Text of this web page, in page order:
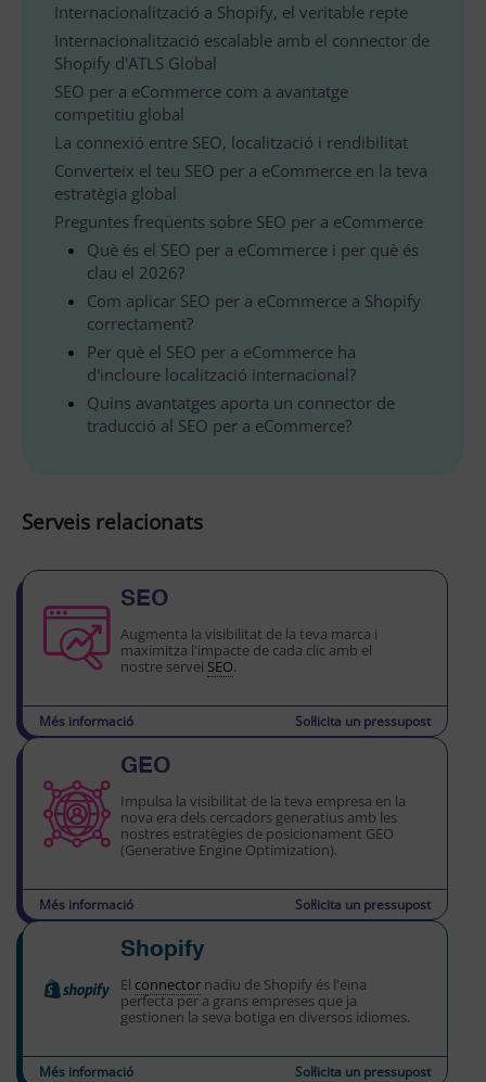
Internacionalització a Shopify, el veritable repte
Internacionalització escalable amb el connector de
Shopify d'ATLS Global
SEO per a eCommerce com a avantatge
competitiu global
La connexió entre SEO, localització i rendibilitat
Converteix el teu SEO per a eCommerce en la teva
estratègia global
Preguntes freqüents sobre SEO per a eCommerce
Què és el SEO per a eCommerce i per què és
clau el 2026?
Com aplicar SEO per a eCommerce a Shopify
correctament?
Per què el SEO per a eCommerce ha
d'incloure localització internacional?
Quins avantatges aporta un connector de
traducció al SEO per a eCommerce?
Serveis relacionats
SEO
Augmenta la visibilitat de la teva marca i
maximitza l'impacte de cada clic amb el
nostre servei SEO.
Més informació Sol·licita un pressupost
GEO
Impulsa la visibilitat de la teva empresa en la
nova era dels cercadors generatius amb les
nostres estratègies de posicionament GEO
(Generative Engine Optimization).
Més informació Sol·licita un pressupost
Shopify
El connector nadiu de Shopify és l'eina
perfecta per a grans empreses que ja
gestionen la seva botiga en diversos idiomes.
Més informació Sol·licita un pressupost